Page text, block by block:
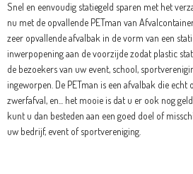
Snel en eenvoudig statiegeld sparen met het
nu met de opvallende PETman van
zeer opvallende afvalbak in de vorm van een
inwerpopening aan de voorzijde zodat plastic
de bezoekers van uw event, school,
ingeworpen. De PETman is een afvalbak die
zwerfafval, en... het mooie is dat u er ook nog
kunt u dan besteden aan een goed doel of
uw bedrijf, event of sportvereniging.